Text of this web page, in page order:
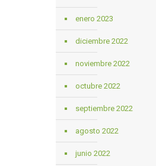
enero 2023
diciembre 2022
noviembre 2022
octubre 2022
septiembre 2022
agosto 2022
junio 2022